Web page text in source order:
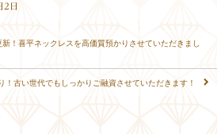
2日
！喜平ネックレスを高価質預かりさせていただきまし
！古い世代でもしっかりご融資させていただきます！